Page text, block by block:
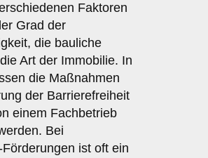
Faktoren
Grad der
die bauliche
Art der Immobilie. In
die Maßnahmen
der Barrierefreiheit
einem Fachbetrieb
Bei
ist oft ein